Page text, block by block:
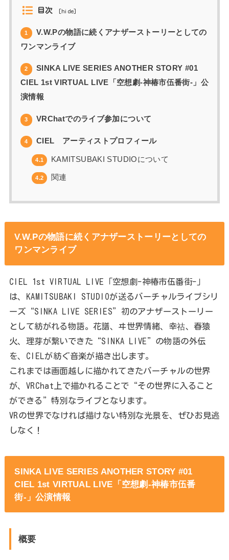
目次 [hide]
1
V.W.Pの物語に続くアナザーストーリーとしての
ワンマンライブ
2
SINKA LIVE SERIES ANOTHER STORY #01
CIEL 1st VIRTUAL LIVE「空想劇-神椿市伍番街-」公
演情報
3 VRChatでのライブ参加について
4 CIEL アーティストプロフィール
4.1 KAMITSUBAKI STUDIOについて
4.2 関連
V.W.Pの物語に続くアナザーストーリーとしての
ワンマンライブ
CIEL 1st VIRTUAL LIVE「空想劇-神椿市伍番街-」
は、KAMITSUBAKI STUDIOが送るバーチャルライブシリ
ーズ“SINKA LIVE SERIES”初のアナザーストーリー
として紡がれる物語。花譜、ヰ世界情緒、幸祜、春猿
火、理芽が繋いできた“SINKA LIVE”の物語の外伝
を、CIELが紡ぐ音楽が描き出します。
これまでは画面越しに描かれてきたバーチャルの世界
が、VRChat上で描かれることで“その世界に入ること
ができる”特別なライブとなります。
VRの世界でなければ描けない特別な光景を、ぜひお見逃
しなく！
SINKA LIVE SERIES ANOTHER STORY #01
CIEL 1st VIRTUAL LIVE「空想劇-神椿市伍番
街-」公演情報
概要